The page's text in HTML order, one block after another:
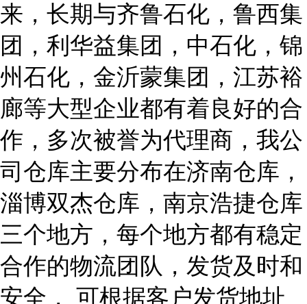
来，长期与齐鲁石化，鲁西集
团，利华益集团，中石化，锦
州石化，金沂蒙集团，江苏裕
廊等大型企业都有着良好的合
作，多次被誉为代理商，我公
司仓库主要分布在济南仓库，
淄博双杰仓库，南京浩捷仓库
三个地方，每个地方都有稳定
合作的物流团队，发货及时和
安全，
可根据客户发货地址